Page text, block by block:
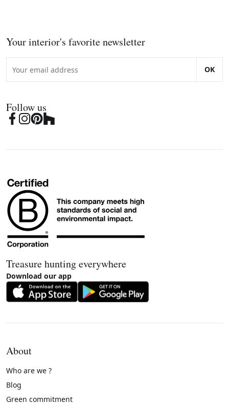
Your interior's favorite newsletter
OK
Follow us
Treasure hunting everywhere
Download our app
About
Who are we ?
Blog
Green commitment